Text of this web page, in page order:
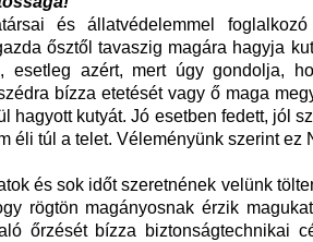
és állatvédelemmel
ősztől tavaszig magára hagyja
esetleg azért, mert úgy gondolja,
bízza etetését vagy ő maga
hagyott kutyát. Jó esetben fedett, jól
éli túl a telet. Véleményünk szerint ez
és sok időt szeretnének velünk
rögtön magányosnak érzik
őrzését bízza biztonságtechnikai